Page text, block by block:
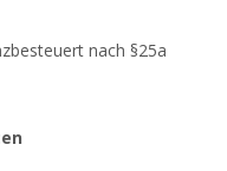
nach §25a